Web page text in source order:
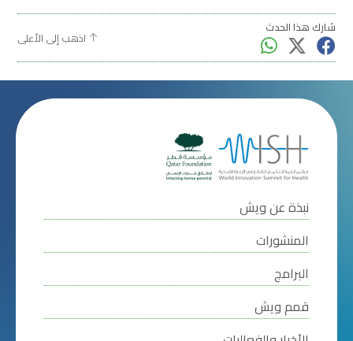
شارك هذا الحدث
اذهب إلى الأعلى
نبذة عن ويش
المنشورات
البرامج
قمم ويش